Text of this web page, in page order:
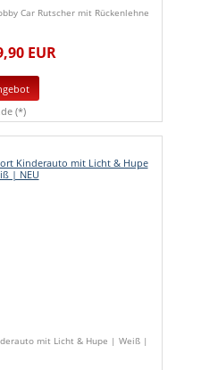
Car Rutscher mit Rückenlehne
EUR
(*)
mit Licht & Hupe | Weiß |